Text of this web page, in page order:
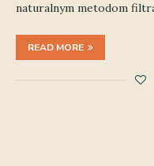
naturalnym metodom
READ MORE